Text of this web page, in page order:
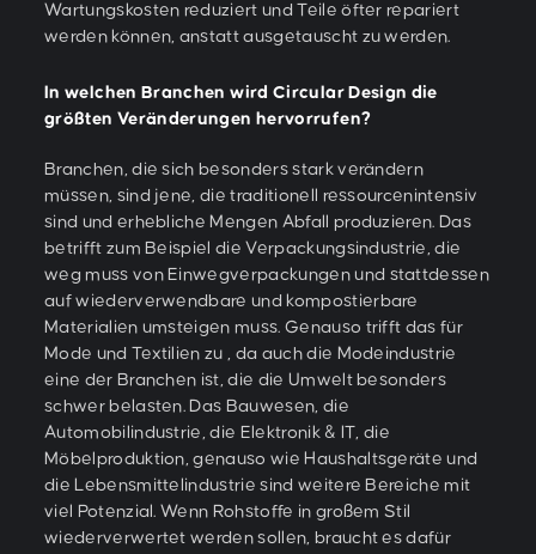
Wartungskosten reduziert und Teile öfter repariert
werden können, anstatt ausgetauscht zu werden.
In welchen Branchen wird Circular Design die
größten Veränderungen hervorrufen?
Branchen, die sich besonders stark verändern
müssen, sind jene, die traditionell ressourcenintensiv
sind und erhebliche Mengen Abfall produzieren. Das
betrifft zum Beispiel die Verpackungsindustrie, die
weg muss von Einwegverpackungen und stattdessen
auf wiederverwendbare und kompostierbare
Materialien umsteigen muss. Genauso trifft das für
Mode und Textilien zu , da auch die Modeindustrie
eine der Branchen ist, die die Umwelt besonders
schwer belasten. Das Bauwesen, die
Automobilindustrie, die Elektronik & IT, die
Möbelproduktion, genauso wie Haushaltsgeräte und
die Lebensmittelindustrie sind weitere Bereiche mit
viel Potenzial. Wenn Rohstoffe in großem Stil
wiederverwertet werden sollen, braucht es dafür